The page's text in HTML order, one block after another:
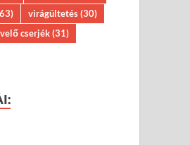
virágültetés(30)
cserjék(31)